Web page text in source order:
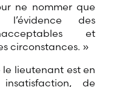
ne nommer que
des
et
circonstances. »
le lieutenant est en
de